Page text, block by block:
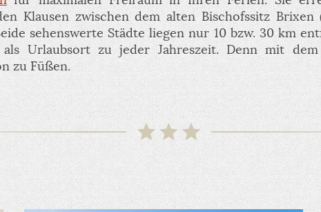
Klausen zwischen dem alten Bischofssitz
sehenswerte Städte liegen nur 10 bzw. 30 km
Urlaubsort zu jeder Jahreszeit. Denn mit
zu Füßen.